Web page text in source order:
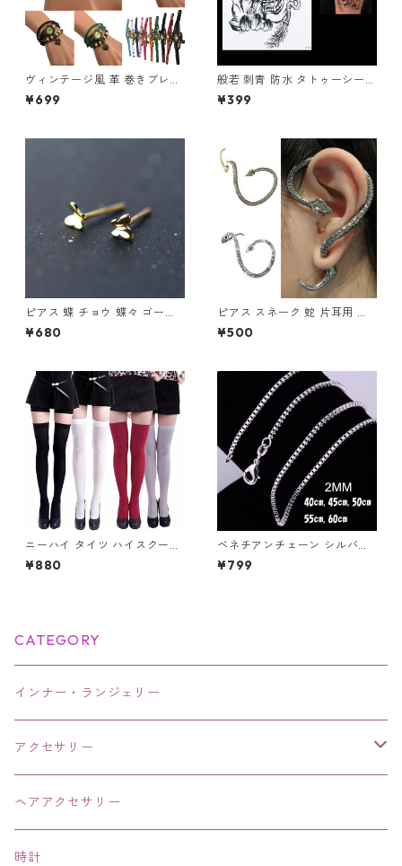
ヴィンテージ風 革 巻きブレス
レット 腕時計 レディース チャ
ーム付き アンティーク調 ハー
¥699
般若 刺青 防水 タトゥーシール
モノクロ TATOO 鬼 蓮 ボディ
ーシール
¥399
ピアス 蝶 チョウ 蝶々 ゴール
ド 小さい シンプル レディース
アクセサリー
¥680
ピアス スネーク 蛇 片耳用 ス
ネークピアス レディース メン
ズ ユニセックス アクセサリー
¥500
ニーハイ タイツ ハイスクール
メイド コスプレ ニーハイソッ
クス ナース
¥880
ベネチアンチェーン シルバー
925 ネックレス 2mm ユニセ
ックス アクセ レディース メン
¥799
CATEGORY
インナー・ランジェリー
アクセサリー
ネックレス・チョーカー
ピアス・イヤリング・鼻ピアス
ヘアアクセサリー
時計